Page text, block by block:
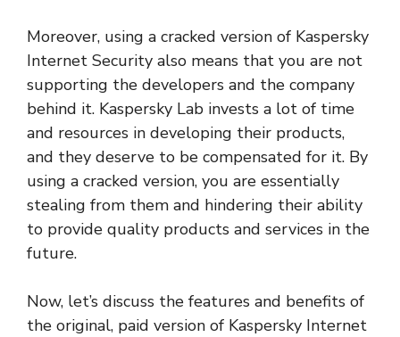
Moreover, using a cracked version of Kaspersky
Internet Security also means that you are not
supporting the developers and the company
behind it. Kaspersky Lab invests a lot of time
and resources in developing their products,
and they deserve to be compensated for it. By
using a cracked version, you are essentially
stealing from them and hindering their ability
to provide quality products and services in the
future.
Now, let’s discuss the features and benefits of
the original, paid version of Kaspersky Internet